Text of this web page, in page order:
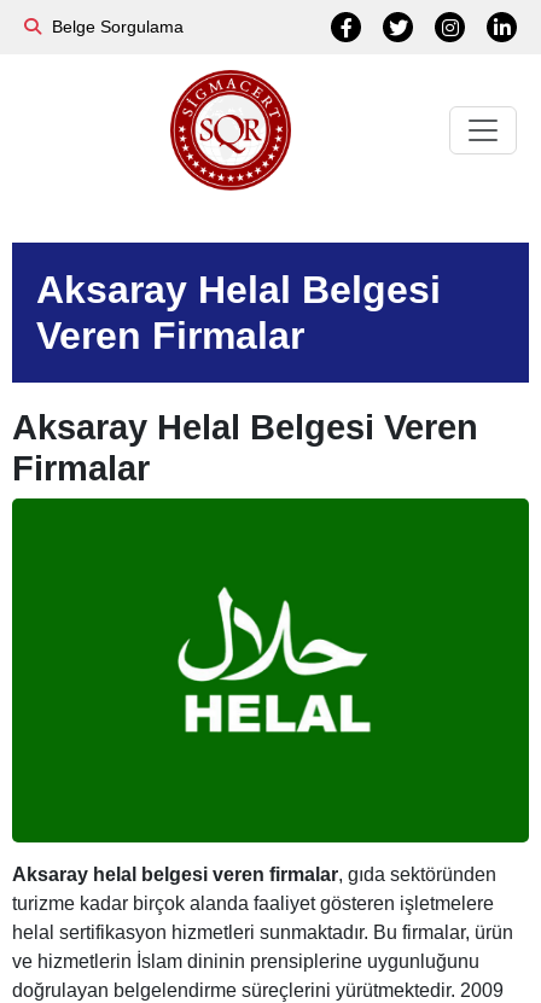
Belge Sorgulama
Aksaray Helal Belgesi
Veren Firmalar
Aksaray Helal Belgesi Veren
Firmalar
Aksaray helal belgesi veren firmalar, gıda sektöründen
turizme kadar birçok alanda faaliyet gösteren işletmelere
helal sertifikasyon hizmetleri sunmaktadır. Bu firmalar, ürün
ve hizmetlerin İslam dininin prensiplerine uygunluğunu
doğrulayan belgelendirme süreçlerini yürütmektedir. 2009